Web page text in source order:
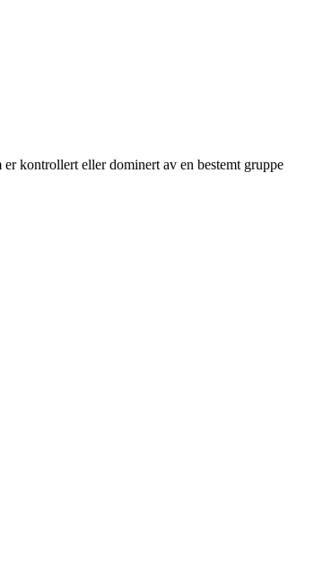
kontrollert eller dominert av en bestemt gruppe